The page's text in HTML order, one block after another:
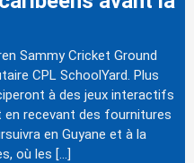
Sammy Cricket Ground
CPL SchoolYard. Plus
à des jeux interactifs
en recevant des fournitures
en Guyane et à la
où les […]